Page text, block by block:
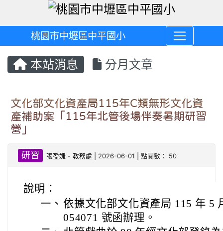
桃園市中壢區中平國小
本站消息 分月文章
文化部文化資產局115年C類無形文化資
產補助案「115年北管後場伴奏暑期研習
營」
研習 張盈婕 -教務處 | 2026-06-01 | 點閱數： 50
說明：
一、 依據文化部文化資產局 115 年 5
054071 號函辦理。